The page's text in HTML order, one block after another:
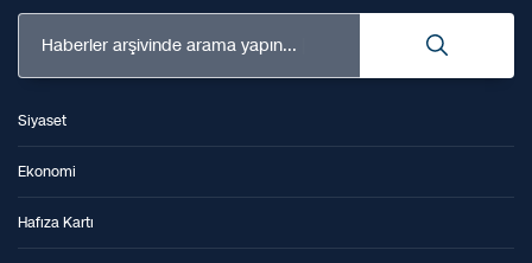
Haberler arşivinde arama yapın...
Siyaset
Ekonomi
Hafıza Kartı